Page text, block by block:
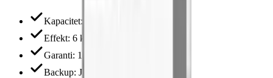
Kapacitet:
Effekt: 6 kW
Garanti: 15 år
Backup: Ja